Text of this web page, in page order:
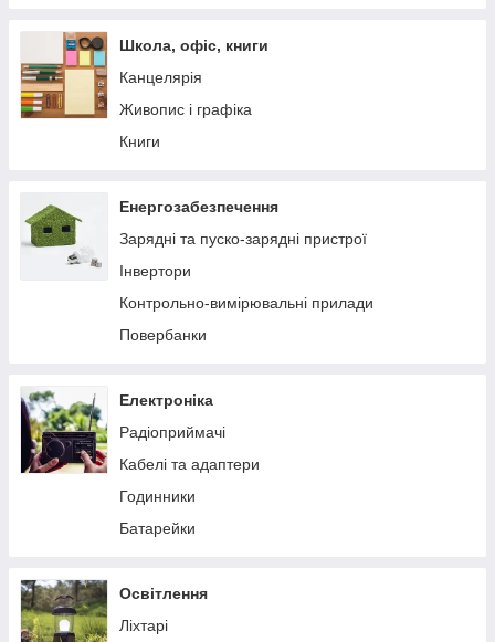
Садова техніка
Садовий інвентар
Садовий інструмент
Товари для пікніка
Полив та зрошення
Новорічні стрічки
Новорічні листівки
Свічки
Новорічні іграшки
Школа, офіс, книги
Канцелярія
Живопис і графіка
Книги
Енергозабезпечення
Зарядні та пуско-зарядні пристрої
Інвертори
Контрольно-вимірювальні прилади
Повербанки
Електроніка
Радіоприймачі
Кабелі та адаптери
Годинники
Батарейки
Освітлення
Ліхтарі